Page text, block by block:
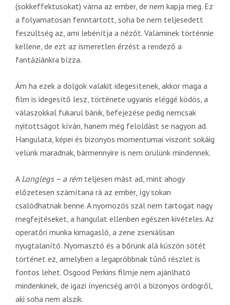
(sokkeffektusokat) várna az ember, de nem kapja meg. Ez
a folyamatosan fenntartott, soha be nem teljesedett
feszültség az, ami lebénítja a nézőt. Valaminek történnie
kellene, de ezt az ismeretlen érzést a rendező a
fantáziánkra bízza.
Ám ha ezek a dolgok valakit idegesítenek, akkor maga a
film is idegesítő lesz, története ugyanis eléggé ködös, a
válaszokkal fukarul bánik, befejezése pedig nemcsak
nyitottságot kíván, hanem még feloldást se nagyon ad.
Hangulata, képei és bizonyos momentumai viszont sokáig
velünk maradnak, bármennyire is nem örülünk mindennek.
A Longlegs – a rémteljesen mást ad, mint ahogy
előzetesen számítana rá az ember, így sokan
csalódhatnak benne. A nyomozós szál nem tartogat nagy
megfejtéseket, a hangulat ellenben egészen kivételes. Az
operatőri munka kimagasló, a zene zseniálisan
nyugtalanító. Nyomasztó és a bőrünk alá kúszón sötét
történet ez, amelyben a legapróbbnak tűnő részlet is
fontos lehet. Osgood Perkins filmje nem ajánlható
mindenkinek, de igazi ínyencség arról a bizonyos ördögről,
aki soha nem alszik.